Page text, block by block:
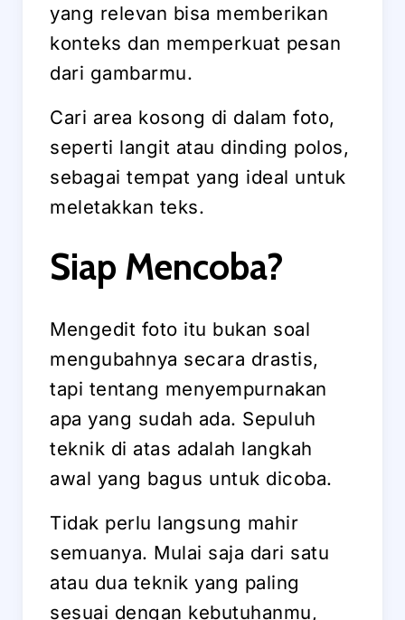
yang relevan bisa memberikan
konteks dan memperkuat pesan
dari gambarmu.
Cari area kosong di dalam foto,
seperti langit atau dinding polos,
sebagai tempat yang ideal untuk
meletakkan teks.
Siap Mencoba?
Mengedit foto itu bukan soal
mengubahnya secara drastis,
tapi tentang menyempurnakan
apa yang sudah ada. Sepuluh
teknik di atas adalah langkah
awal yang bagus untuk dicoba.
Tidak perlu langsung mahir
semuanya. Mulai saja dari satu
atau dua teknik yang paling
sesuai dengan kebutuhanmu,